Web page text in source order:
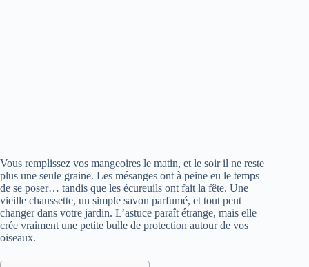
Vous remplissez vos mangeoires le matin, et le soir il ne reste
plus une seule graine. Les mésanges ont à peine eu le temps
de se poser… tandis que les écureuils ont fait la fête. Une
vieille chaussette, un simple savon parfumé, et tout peut
changer dans votre jardin. L’astuce paraît étrange, mais elle
crée vraiment une petite bulle de protection autour de vos
oiseaux.